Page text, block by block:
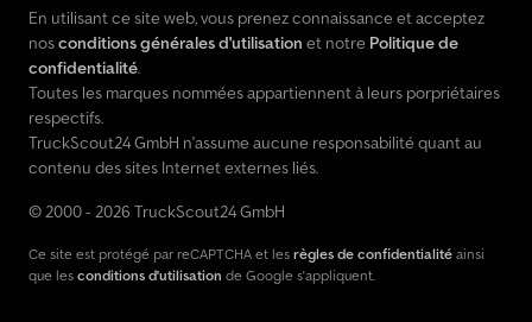
En utilisant ce site web, vous prenez connaissance et acceptez
nosconditions générales d'utilisation et notre Politique de
confidentialité.
Toutes les marques nommées appartiennent à leurs porpriétaires
respectifs.
TruckScout24 GmbH n'assume aucune responsabilité quant au
contenu des sites Internet externes liés.
© 2000 - 2026 TruckScout24 GmbH
Ce site est protégé par reCAPTCHA et les règles de confidentialité ainsi
que les conditions d'utilisation de Google s'appliquent.